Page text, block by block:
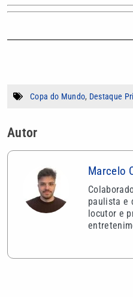
Copa do Mundo, Destaque
Autor
Marcelo
paulista e
locutor e